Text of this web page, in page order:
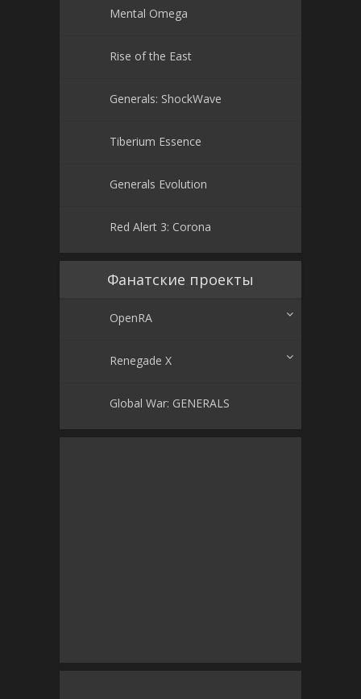
Mental Omega
Rise of the East
Generals: ShockWave
Tiberium Essence
Generals Evolution
Red Alert 3: Corona
Фанатские проекты
OpenRA
Renegade X
Global War: GENERALS